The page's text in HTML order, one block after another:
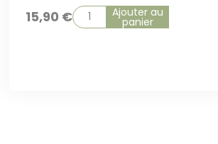
15,90 € Ajouter au
panier